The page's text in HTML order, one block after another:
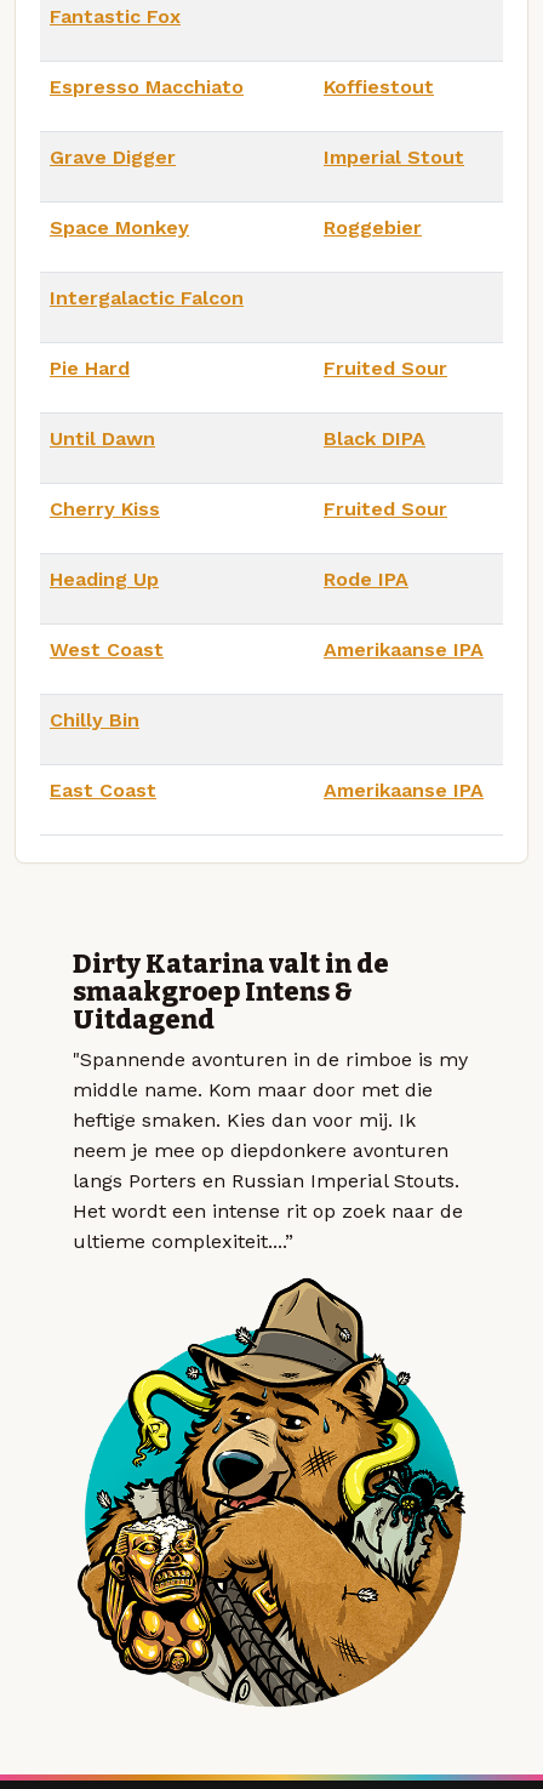
Fantastic Fox
Espresso Macchiato Koffiestout
Grave Digger Imperial Stout
Space Monkey Roggebier
Intergalactic Falcon
Pie Hard Fruited Sour
Until Dawn Black DIPA
Cherry Kiss Fruited Sour
Heading Up Rode IPA
West Coast Amerikaanse IPA
Chilly Bin
East Coast Amerikaanse IPA
Dirty Katarina valt in de
smaakgroep Intens &
Uitdagend
"Spannende avonturen in de rimboe is my
middle name. Kom maar door met die
heftige smaken. Kies dan voor mij. Ik
neem je mee op diepdonkere avonturen
langs Porters en Russian Imperial Stouts.
Het wordt een intense rit op zoek naar de
ultieme complexiteit....”